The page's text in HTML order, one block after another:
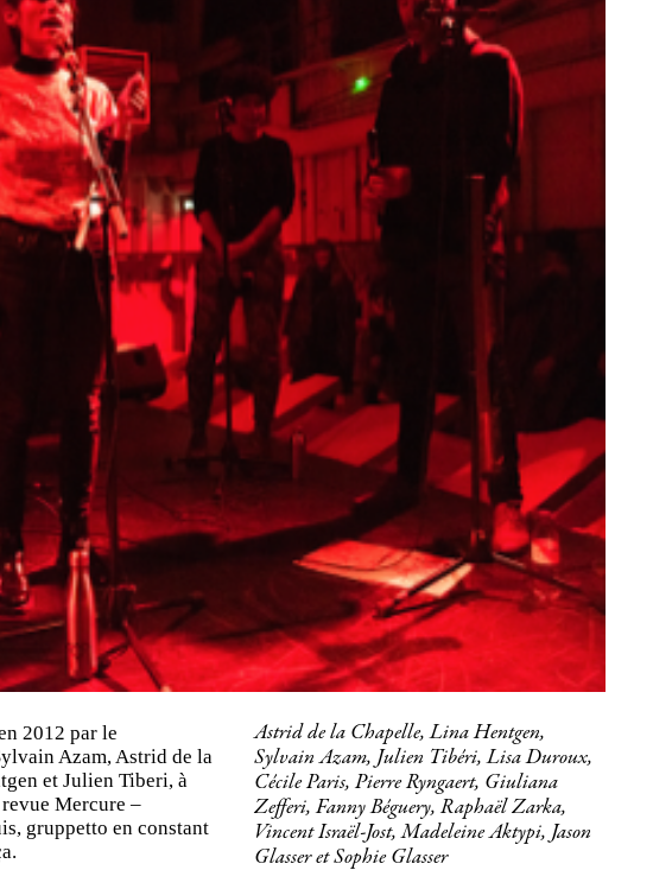
2012 par le
Azam, Astrid de la
et Julien Tiberi, à
Mercure –
gruppetto en constant
Astrid de la Chapelle, Lina Hentgen,
Sylvain Azam, Julien Tibéri, Lisa Duroux,
Cécile Paris, Pierre Ryngaert, Giuliana
Zefferi, Fanny Béguery, Raphaël Zarka,
Vincent Israël-Jost, Madeleine Aktypi, Jason
Glasser et Sophie Glasser